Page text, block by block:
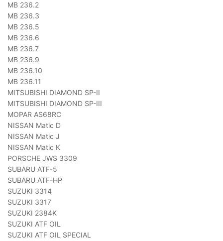
MB 236.2
MB 236.3
MB 236.5
MB 236.6
MB 236.7
MB 236.9
MB 236.10
MB 236.11
MITSUBISHI DIAMOND SP-II
MITSUBISHI DIAMOND SP-III
MOPAR AS68RC
NISSAN Matic D
NISSAN Matic J
NISSAN Matic K
PORSCHE JWS 3309
SUBARU ATF-5
SUBARU ATF-HP
SUZUKI 3314
SUZUKI 3317
SUZUKI 2384K
SUZUKI ATF OIL
SUZUKI ATF OIL SPECIAL